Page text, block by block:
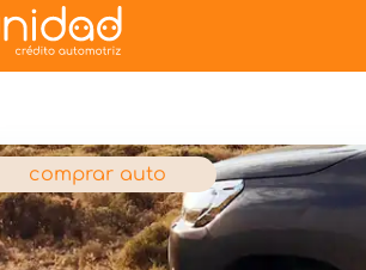
comprar auto